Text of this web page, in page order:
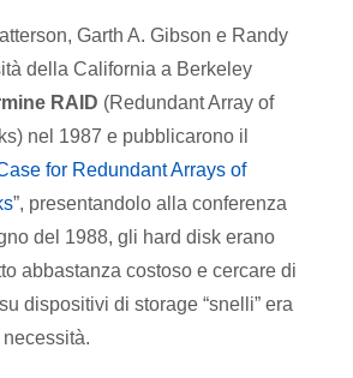
Garth A. Gibson e Randy
della California a Berkeley
RAID (Redundant Array of
nel 1987 e pubblicarono il
for Redundant Arrays of
”, presentandolo alla conferenza
del 1988, gli hard disk erano
abbastanza costoso e cercare di
dispositivi di storage “snelli” era